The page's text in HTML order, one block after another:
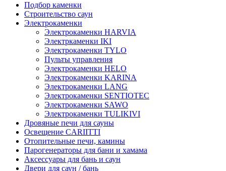
Подбор каменки
Строительство саун
Электрокаменки
Электрокаменки HARVIA
Электркаменки IKI
Электрокаменки TYLO
Пульты управления
Электрокаменки HELO
Электрокаменки KARINA
Электрокаменки LANG
Электрокаменки SENTIOTEC
Электрокаменки SAWO
Электрокаменки TULIKIVI
Дровяные печи для сауны
Освещение CARIITTI
Отопительные печи, камины
Парогенераторы для бани и хамама
Аксессуары для бань и саун
Двери для саун / бань